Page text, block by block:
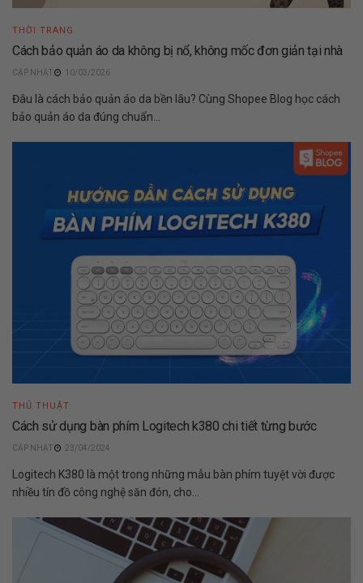
THỜI TRANG
Cách bảo quản áo da không bị nổ, không mốc đơn giản tại nhà
10/03/2026
Đâu là cách bảo quản áo da bền lâu? Cùng Shopee Blog học cách
bảo quản áo da đúng chuẩn...
THỦ THUẬT
Cách sử dụng bàn phím Logitech k380 chi tiết từng bước
23/04/2024
Logitech K380 là một trong những mẫu bàn phím tuyệt vời được
nhiều tín đồ công nghệ săn đón, cho...